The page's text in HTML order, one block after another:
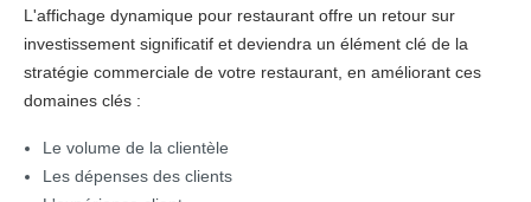
L'affichage dynamique pour restaurant offre un retour sur
investissement significatif et deviendra un élément clé de la
stratégie commerciale de votre restaurant, en améliorant ces
domaines clés :
Le volume de la clientèle
Les dépenses des clients